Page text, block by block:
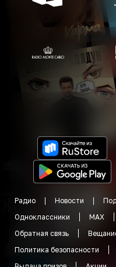
Радио Новости
Одноклассники
MAX
Обратная связь
Политика безопасности